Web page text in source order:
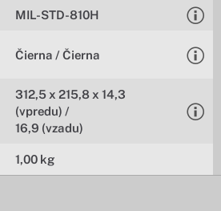
MIL-STD-810H
Čierna / Čierna
312,5 x 215,8 x 14,3
(vpredu) /
16,9 (vzadu)
1,00 kg